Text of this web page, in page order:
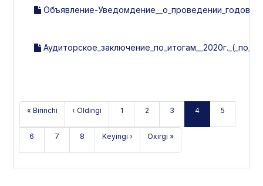
Объявление-
« Birinchi ‹ Oldingi 1 2 3 4 5
6 7 8 Keyingi › Oxirgi »